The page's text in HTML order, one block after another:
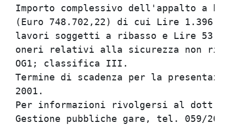
Importo complessivo
(Euro 748.702,22) di cui Lire
lavori soggetti a ribasso e Lire
oneri relativi alla sicurezza
OG1;
Termine di scadenza per la
Per informazioni rivolgersi
Gestione pubbliche gare, tel.